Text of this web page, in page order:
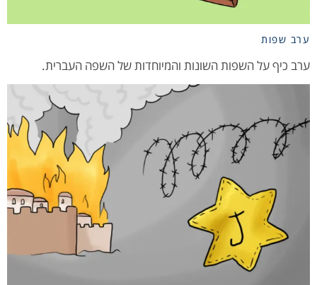
ערב שפות
ערב כיף על השפות השונות והמיוחדות של השפה העברית.